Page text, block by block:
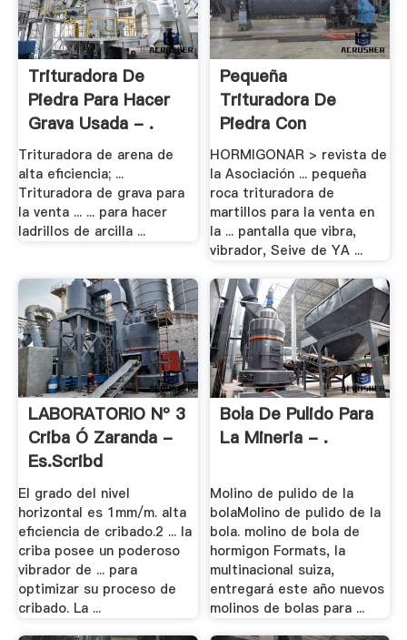
Trituradora De
Piedra Para Hacer
Grava Usada - .
Trituradora de arena de
alta eficiencia; ...
Trituradora de grava para
la venta ... ... para hacer
ladrillos de arcilla ...
Pequeña
Trituradora De
Piedra Con
Viberater - .
HORMIGONAR > revista de
la Asociación ... pequeña
roca trituradora de
martillos para la venta en
la ... pantalla que vibra,
vibrador, Seive de YA ...
LABORATORIO Nº 3
Criba Ó Zaranda -
Es.scribd
El grado del nivel
horizontal es 1mm/m. alta
eficiencia de cribado.2 ... la
criba posee un poderoso
vibrador de ... para
optimizar su proceso de
cribado. La ...
Bola De Pulido Para
La Mineria - .
Molino de pulido de la
bolaMolino de pulido de la
bola. molino de bola de
hormigon Formats, la
multinacional suiza,
entregará este año nuevos
molinos de bolas para ...